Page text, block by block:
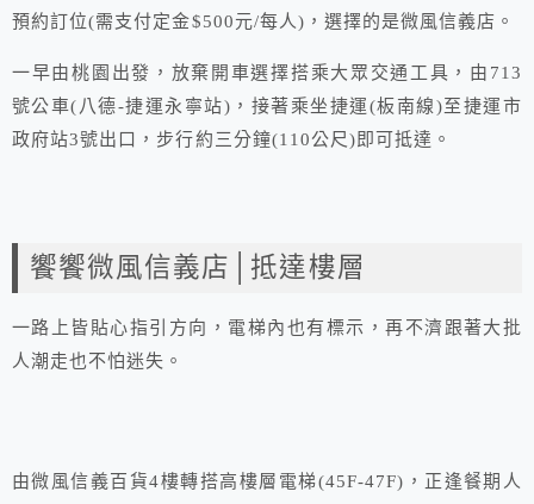
預約訂位(需支付定金$500元/每人)，選擇的是微風信義店。
一早由桃園出發，放棄開車選擇搭乘大眾交通工具，由713
號公車(八德-捷運永寧站)，接著乘坐捷運(板南線)至捷運市
政府站3號出口，步行約三分鐘(110公尺)即可抵達。
饗饗微風信義店│抵達樓層
一路上皆貼心指引方向，電梯內也有標示，再不濟跟著大批
人潮走也不怕迷失。
由微風信義百貨4樓轉搭高樓層電梯(45F-47F)，正逢餐期人